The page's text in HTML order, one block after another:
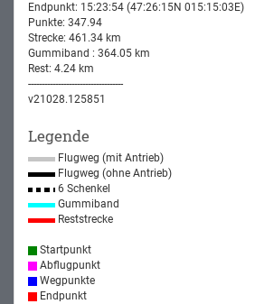
Endpunkt: 15:23:54 (47:26:15N 015:15:03E)
Punkte: 347.94
Strecke: 461.34 km
Gummiband : 364.05 km
Rest: 4.24 km
-----------------------------------
v21028.125851
Legende
Flugweg (mit Antrieb)
Flugweg (ohne Antrieb)
6 Schenkel
Gummiband
Reststrecke
Startpunkt
Abflugpunkt
Wegpunkte
Endpunkt